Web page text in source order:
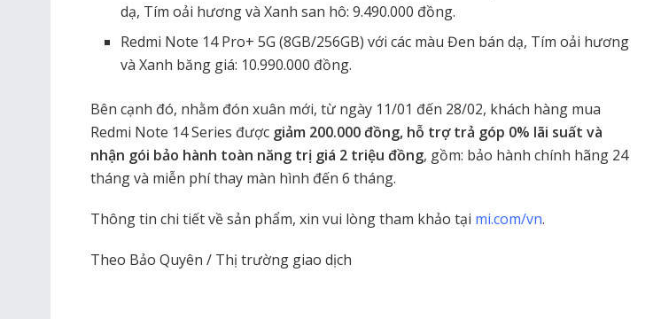
dạ, Tím oải hương và Xanh san hô: 9.490.000 đồng.
Redmi Note 14 Pro+ 5G (8GB/256GB) với các màu Đen bán dạ, Tím oải hương
và Xanh băng giá: 10.990.000 đồng.
Bên cạnh đó, nhằm đón xuân mới, từ ngày 11/01 đến 28/02, khách hàng mua
Redmi Note 14 Series được giảm 200.000 đồng, hỗ trợ trả góp 0% lãi suất và
nhận gói bảo hành toàn năng trị giá 2 triệu đồng, gồm: bảo hành chính hãng 24
tháng và miễn phí thay màn hình đến 6 tháng.
Thông tin chi tiết về sản phẩm, xin vui lòng tham khảo tại mi.com/vn.
Theo Bảo Quyên / Thị trường giao dịch